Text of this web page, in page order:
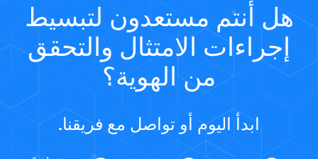
هل أنتم مستعدون لتبسيط
إجراءات الامتثال والتحقق
من الهوية؟
ابدأ اليوم أو تواصل مع فريقنا.